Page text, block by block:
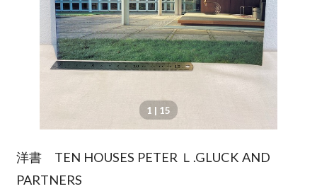
1 | 15
洋書 TEN HOUSES PETER Ｌ.GLUCK AND
PARTNERS